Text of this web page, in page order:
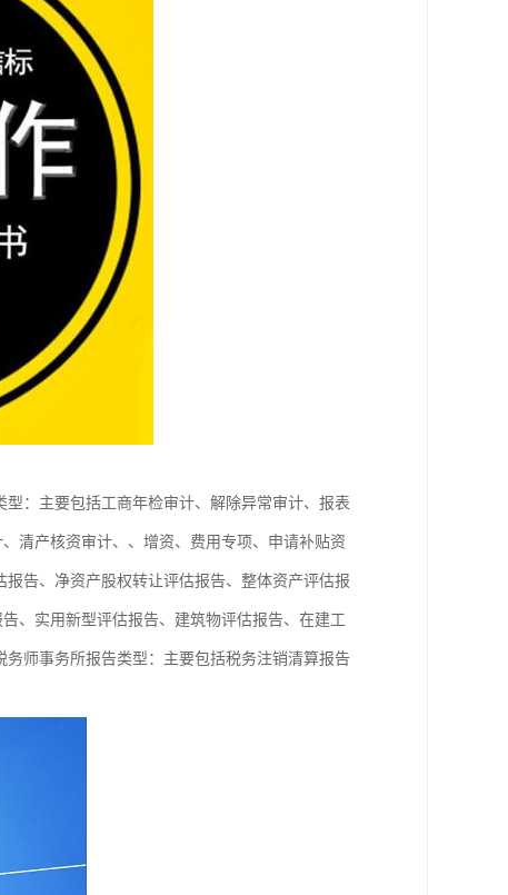
：主要包括工商年检审计、解除异常审计、报表
清产核资审计、、增资、费用专项、申请补贴资
告、净资产股权转让评估报告、整体资产评估报
、实用新型评估报告、建筑物评估报告、在建工
师事务所报告类型：主要包括税务注销清算报告